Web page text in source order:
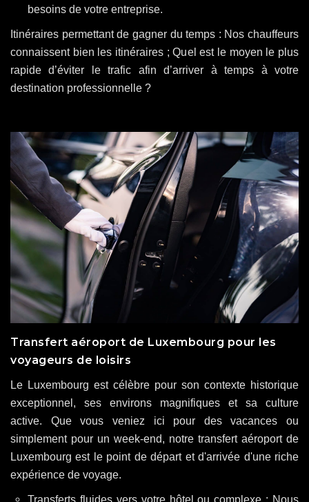
besoins de votre entreprise.
Itinéraires permettant de gagner du temps : Nos chauffeurs
connaissent bien les itinéraires ; Quel est le moyen le plus
rapide d’éviter le trafic afin d’arriver à temps à votre
destination professionnelle ?
Transfert aéroport de Luxembourg pour les
voyageurs de loisirs
Le Luxembourg est célèbre pour son contexte historique
exceptionnel, ses environs magnifiques et sa culture
active. Que vous veniez ici pour des vacances ou
simplement pour un week-end, notre transfert aéroport de
Luxembourg est le point de départ et d'arrivée d'une riche
expérience de voyage.
Transferts fluides vers votre hôtel ou complexe : Nous